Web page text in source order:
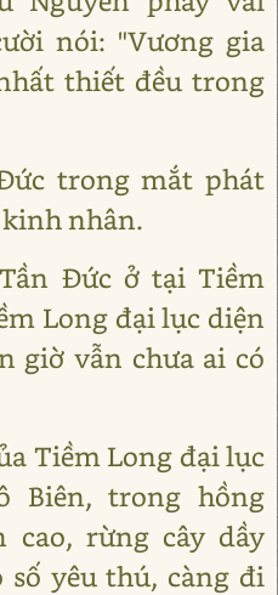
nói: "Vương gia
thiết đều trong
trong mắt phát
nhân.
Đức ở tại Tiềm
Long đại lục diện
giờ vẫn chưa ai có
Tiềm Long đại lục
Biên, trong hồng
rừng cây dầy
số yêu thú, càng đi